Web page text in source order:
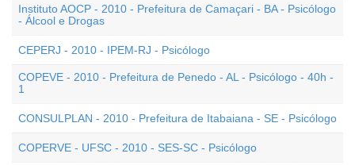
Instituto AOCP - 2010 - Prefeitura de Camaçari - BA - Psicólogo
- Álcool e Drogas
CEPERJ - 2010 - IPEM-RJ - Psicólogo
COPEVE - 2010 - Prefeitura de Penedo - AL - Psicólogo - 40h -
1
CONSULPLAN - 2010 - Prefeitura de Itabaiana - SE - Psicólogo
COPERVE - UFSC - 2010 - SES-SC - Psicólogo